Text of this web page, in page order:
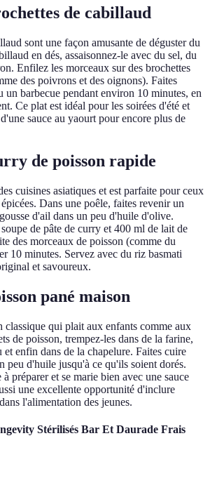
de cabillaud
sont une façon amusante de déguster du
en dés, assaisonnez-le avec du sel, du
Enfilez les morceaux sur des brochettes
des poivrons et des oignons). Faites
un barbecue pendant environ 10 minutes, en
Ce plat est idéal pour les soirées d'été et
sauce au yaourt pour encore plus de
de poisson rapide
cuisines asiatiques et est parfaite pour ceux
Dans une poêle, faites revenir un
d'ail dans un peu d'huile d'olive.
de pâte de curry et 400 ml de lait de
des morceaux de poisson (comme du
10 minutes. Servez avec du riz basmati
et savoureux.
pané maison
classique qui plait aux enfants comme aux
de poisson, trempez-les dans de la farine,
enfin dans de la chapelure. Faites cuire
peu d'huile jusqu'à ce qu'ils soient dorés.
préparer et se marie bien avec une sauce
une excellente opportunité d'inclure
l'alimentation des jeunes.
Stérilisés Bar Et Daurade Frais